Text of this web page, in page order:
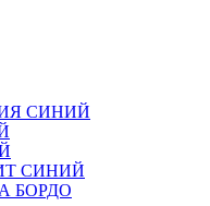
СИНИЙ
СИНИЙ
БОРДО